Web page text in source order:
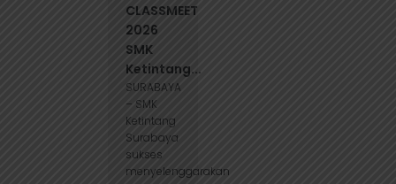
CLASSMEET
2026
SMK
Ketintang...
SURABAYA
– SMK
Ketintang
Surabaya
sukses
menyelenggarakan